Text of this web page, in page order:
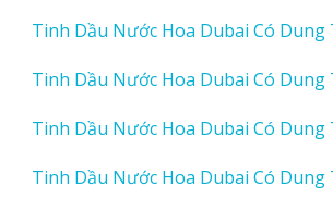
Tinh Dầu Nước Hoa Dubai Có Dung
Tinh Dầu Nước Hoa Dubai Có Dung
Tinh Dầu Nước Hoa Dubai Có Dung
Tinh Dầu Nước Hoa Dubai Có Dung